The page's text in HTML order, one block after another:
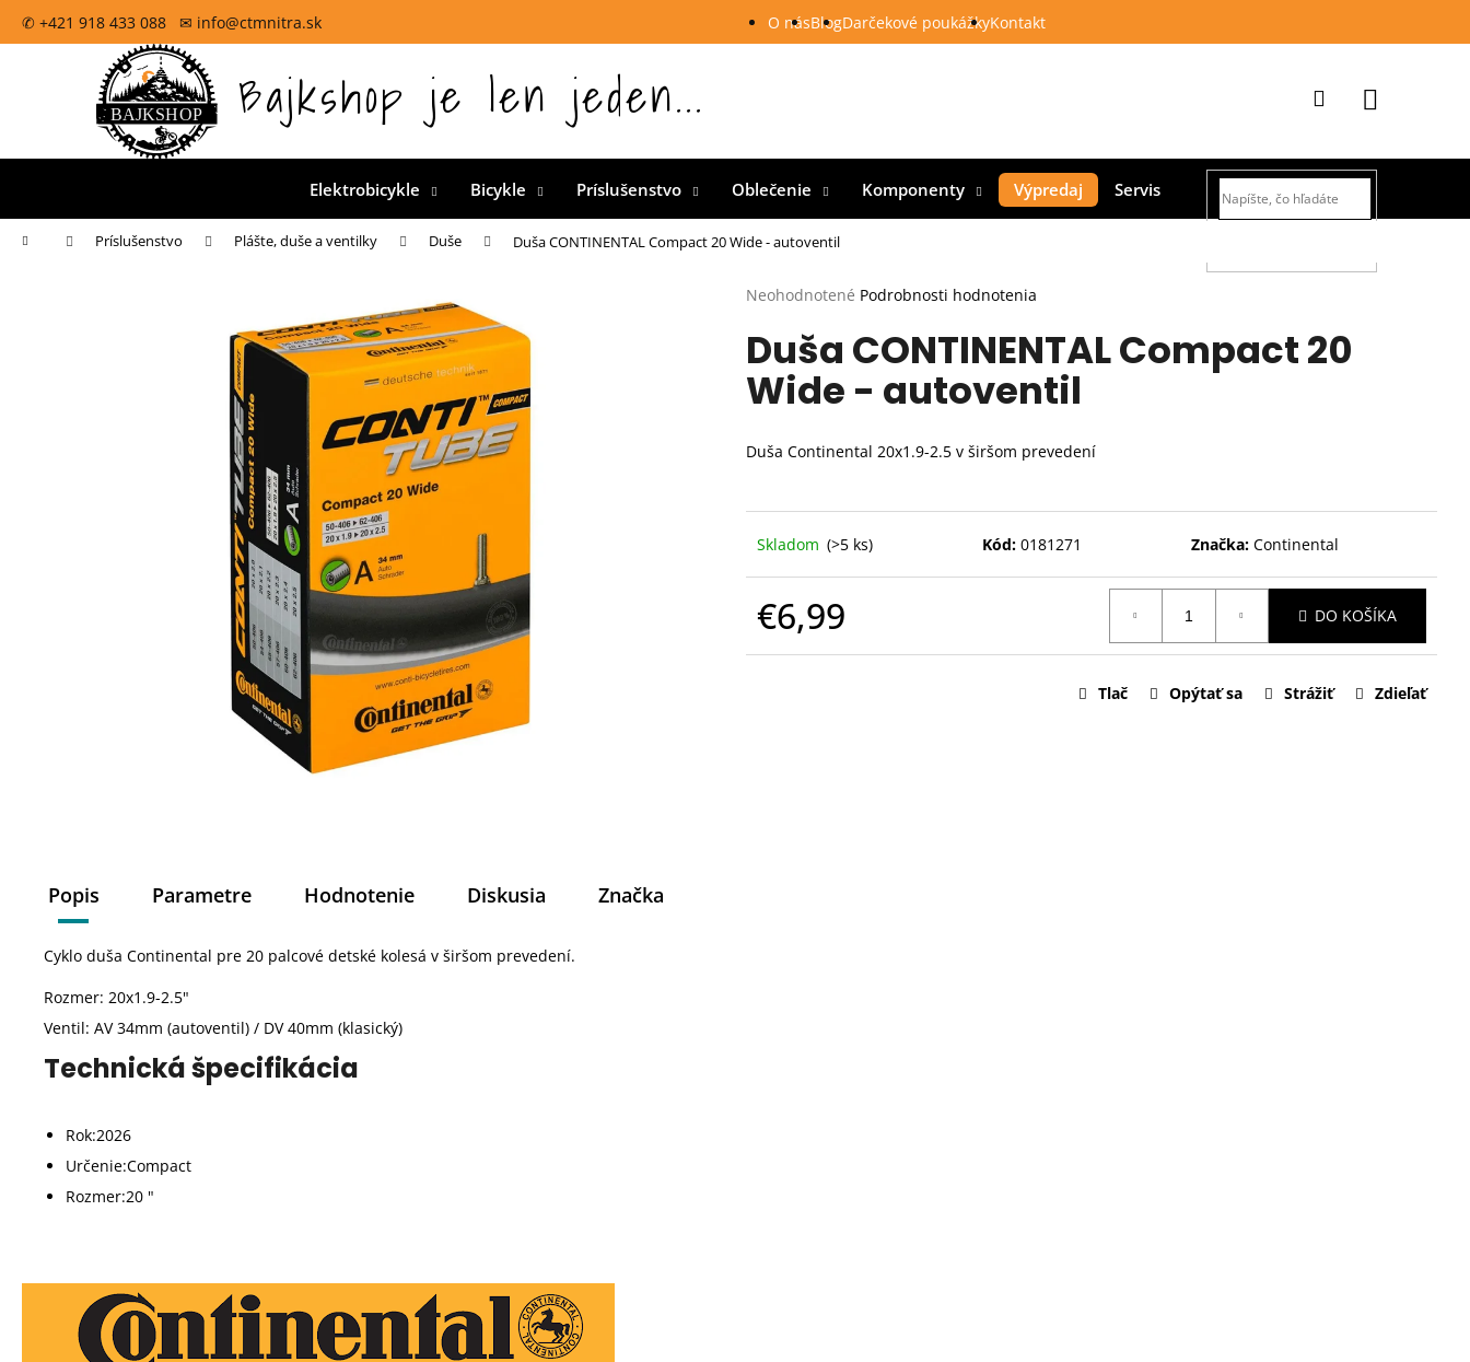
obsah
✆ +421 918 433 088 ✉ info@ctmnitra.sk O násBlogDarčekové poukážkyKontakt
Oficiálna špecializovaná predajňa pre CTM bicykle na Slovensku
Bajkshop je len jeden...
Elektrobicykle Bicykle Príslušenstvo Oblečenie Komponenty Výpredaj Servis
Prihlásenie
košík
Domov Príslušenstvo Plášte, duše a ventilky Duše Duša CONTINENTAL Compact 20 Wide - autoventil
Priemerné
produktu
je
0,0
z
Neohodnotené Podrobnosti hodnotenia
Duša CONTINENTAL Compact 20
Wide - autoventil
Duša Continental 20x1.9-2.5 v širšom prevedení
Skladom (>5 ks) Kód: 0181271 Značka: Continental
€6,99 DO KOŠÍKA
Tlač Opýtať sa Strážiť Zdieľať
Popis Parametre Hodnotenie Diskusia Značka
Cyklo duša Continental pre 20 palcové detské kolesá v širšom prevedení.
Rozmer: 20x1.9-2.5"
Ventil: AV 34mm (autoventil) / DV 40mm (klasický)
Technická špecifikácia
Rok:2026
Určenie:Compact
Rozmer:20 "
o
obchodu